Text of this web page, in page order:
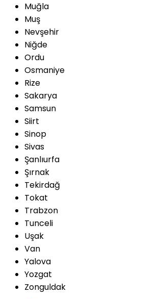
Muğla
Muş
Nevşehir
Niğde
Ordu
Osmaniye
Rize
Sakarya
Samsun
Siirt
Sinop
Sivas
Şanlıurfa
Şırnak
Tekirdağ
Tokat
Trabzon
Tunceli
Uşak
Van
Yalova
Yozgat
Zonguldak